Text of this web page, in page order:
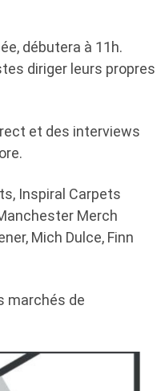
débutera à 11h.
diriger leurs propres
et des interviews
Inspiral Carpets
Merch
Mich Dulce, Finn
marchés de